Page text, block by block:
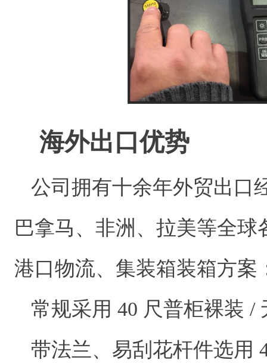
海外出口优势
公司拥有十余年外贸出口
巴拿马、非洲、拉美等全
港口物流、集装箱装箱方案
常规采用 40 尺普柜裸装 /
带法兰、易刮花杆件选用